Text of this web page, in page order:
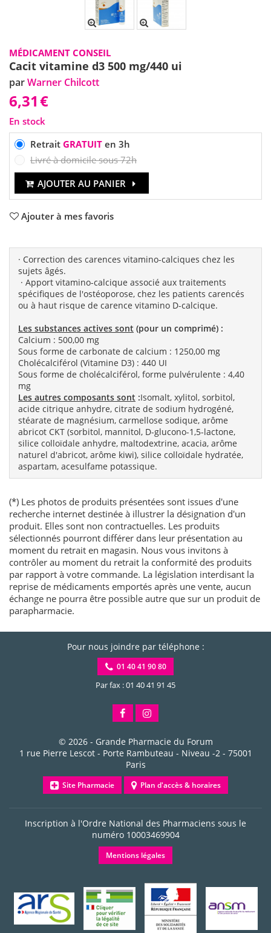
MÉDICAMENT CONSEIL
Cacit vitamine d3 500 mg/440 ui
parWarner Chilcott
6,31€
En stock
Retrait GRATUITen 3h
Livré à domicile sous 72h
AJOUTER AU PANIER
Ajouter à mes favoris
· Correction des carences vitamino-calciques chez les
sujets âgés.
· Apport vitamino-calcique associé aux traitements
spécifiques de l'ostéoporose, chez les patients carencés
ou à haut risque de carence vitamino D-calcique.
Les substances actives sont (pour un comprimé) :
Calcium : 500,00 mg
Sous forme de carbonate de calcium : 1250,00 mg
Cholécalciférol (Vitamine D3) : 440 UI
Sous forme de cholécalciférol, forme pulvérulente : 4,40
mg
Les autres composants sont :Isomalt, xylitol, sorbitol,
acide citrique anhydre, citrate de sodium hydrogéné,
stéarate de magnésium, carmellose sodique, arôme
abricot CKT (sorbitol, mannitol, D-glucono-1,5-lactone,
silice colloïdale anhydre, maltodextrine, acacia, arôme
naturel d'abricot, arôme kiwi), silice colloïdale hydratée,
aspartam, acesulfame potassique.
(*) Les photos de produits présentées sont issues d'une
recherche internet destinée à illustrer la désignation d'un
produit. Elles sont non contractuelles. Les produits
sélectionnés pourront différer dans leur présentation au
moment du retrait en magasin. Nous vous invitons à
contrôler au moment du retrait la conformité des produits
par rapport à votre commande. La législation interdisant la
reprise de médicaments emportés après une vente, aucun
échange ne pourra être possible autre que sur un produit de
parapharmacie.
Pour nous joindre par téléphone :
01 40 41 90 80
Par fax : 01 40 41 91 45
© 2026 - Grande Pharmacie du Forum
1 rue Pierre Lescot - Porte Rambuteau - Niveau -2- 75001
Paris
Site Pharmacie Plan d'accès & horaires
Inscription à l'Ordre National des Pharmaciens sous le
numéro 10003469904
Mentions légales